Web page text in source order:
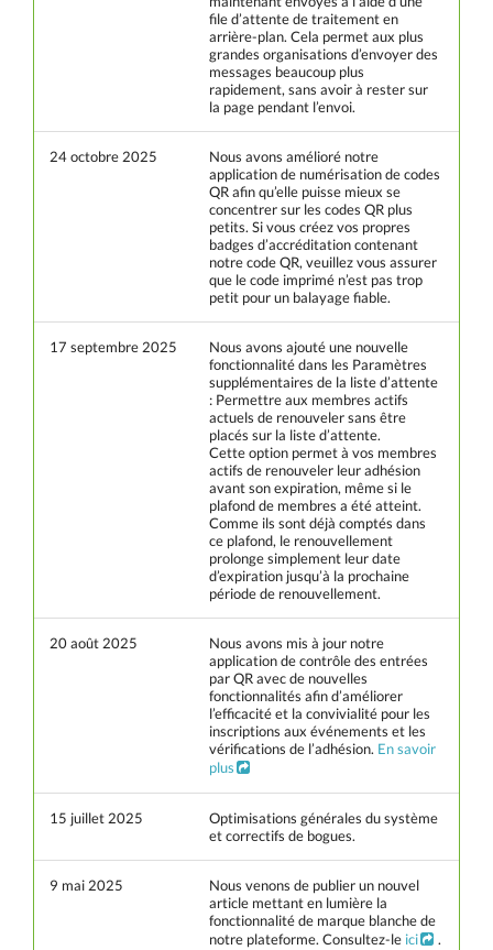
file d’attente de traitement en
arrière-plan. Cela permet aux plus
grandes organisations d’envoyer des
messages beaucoup plus
rapidement, sans avoir à rester sur
la page pendant l’envoi.
24 octobre 2025
Nous avons amélioré notre
application de numérisation de codes
QR afin qu’elle puisse mieux se
concentrer sur les codes QR plus
petits. Si vous créez vos propres
badges d’accréditation contenant
notre code QR, veuillez vous assurer
que le code imprimé n’est pas trop
petit pour un balayage fiable.
17 septembre 2025
Nous avons ajouté une nouvelle
fonctionnalité dans les Paramètres
supplémentaires de la liste d’attente
: Permettre aux membres actifs
actuels de renouveler sans être
placés sur la liste d’attente.
Cette option permet à vos membres
actifs de renouveler leur adhésion
avant son expiration, même si le
plafond de membres a été atteint.
Comme ils sont déjà comptés dans
ce plafond, le renouvellement
prolonge simplement leur date
d’expiration jusqu’à la prochaine
période de renouvellement.
20 août 2025
Nous avons mis à jour notre
application de contrôle des entrées
par QR avec de nouvelles
fonctionnalités afin d’améliorer
l’efficacité et la convivialité pour les
inscriptions aux événements et les
vérifications de l’adhésion. En savoir
plus
15 juillet 2025
Optimisations générales du système
et correctifs de bogues.
9 mai 2025
Nous venons de publier un nouvel
article mettant en lumière la
fonctionnalité de marque blanche de
notre plateforme. Consultez-le ici .